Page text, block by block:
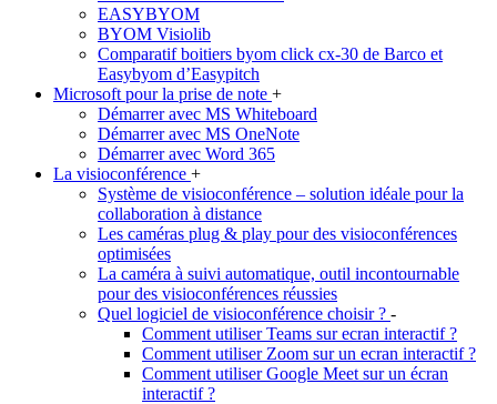
EASYBYOM
BYOM Visiolib
Comparatif boitiers byom click cx-30 de Barco et
Easybyom d’Easypitch
Microsoft pour la prise de note +
Démarrer avec MS Whiteboard
Démarrer avec MS OneNote
Démarrer avec Word 365
La visioconférence +
Système de visioconférence – solution idéale pour la
collaboration à distance
Les caméras plug & play pour des visioconférences
optimisées
La caméra à suivi automatique, outil incontournable
pour des visioconférences réussies
Quel logiciel de visioconférence choisir ? -
Comment utiliser Teams sur ecran interactif ?
Comment utiliser Zoom sur un ecran interactif ?
Comment utiliser Google Meet sur un écran
interactif ?